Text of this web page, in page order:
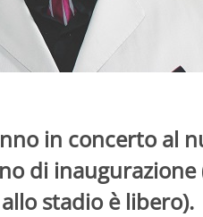
in concerto al
di
stadio è libero).